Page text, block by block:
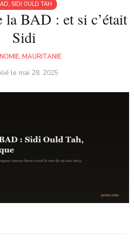
, SIDI OULD TAH
la BAD : et si c’était
Sidi
, MAURITANIE
le mai 28, 2025